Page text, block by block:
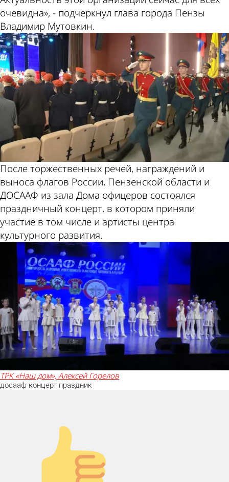
очевидна», - подчеркнул глава города Пензы
Владимир Мутовкин.
После торжественных речей, награждений и
выноса флагов России, Пензенской области и
ДОСААФ из зала Дома офицеров состоялся
праздничный концерт, в котором приняли
участие в том числе и артисты центра
культурного развития.
ТРК «Наш дом», Алексей Горелов
досааф концерт праздник
Палец вверх!